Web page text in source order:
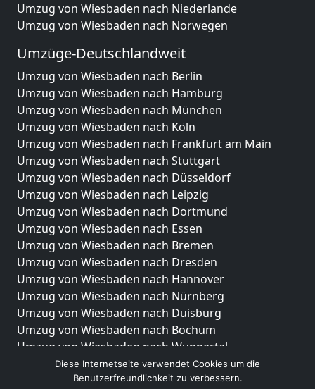
Umzug von Wiesbaden nach Niederlande
Umzug von Wiesbaden nach Norwegen
Umzüge-Deutschlandweit
Umzug von Wiesbaden nach Berlin
Umzug von Wiesbaden nach Hamburg
Umzug von Wiesbaden nach München
Umzug von Wiesbaden nach Köln
Umzug von Wiesbaden nach Frankfurt am Main
Umzug von Wiesbaden nach Stuttgart
Umzug von Wiesbaden nach Düsseldorf
Umzug von Wiesbaden nach Leipzig
Umzug von Wiesbaden nach Dortmund
Umzug von Wiesbaden nach Essen
Umzug von Wiesbaden nach Bremen
Umzug von Wiesbaden nach Dresden
Umzug von Wiesbaden nach Hannover
Umzug von Wiesbaden nach Nürnberg
Umzug von Wiesbaden nach Duisburg
Umzug von Wiesbaden nach Bochum
Umzug von Wiesbaden nach Wuppertal
Umzug von Wiesbaden nach Bielefeld
Umzug von Wiesbaden nach Bonn
Diese Internetseite verwendet Cookies um die
Benutzerfreundlichkeit zu verbessern.